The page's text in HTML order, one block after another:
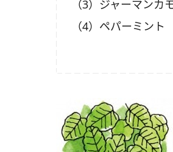
（3）ジャーマンカ
（4）ペパーミント